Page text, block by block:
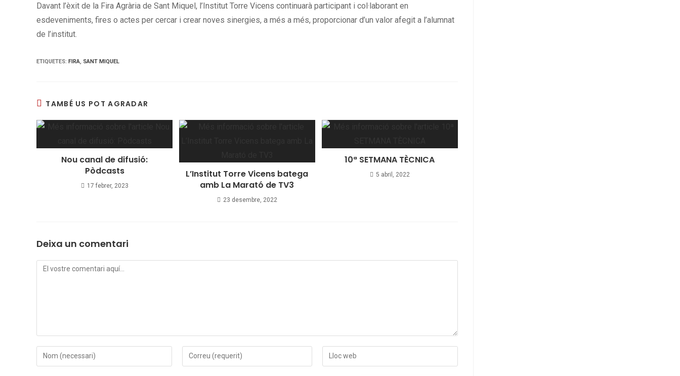
Davant l’èxit de la Fira Agrària de Sant Miquel, l’Institut Torre Vicens continuarà participant i col·laborant en
esdeveniments, fires o actes per cercar i crear noves sinergies, a més a més, proporcionar d’un valor afegit a l’alumnat
de l’institut.
ETIQUETES: FIRA, SANT MIQUEL
TAMBÉ US POT AGRADAR
Nou canal de difusió:
Pòdcasts
17 febrer, 2023
L’Institut Torre Vicens batega
amb La Marató de TV3
23 desembre, 2022
10ª SETMANA TÈCNICA
5 abril, 2022
Deixa un comentari